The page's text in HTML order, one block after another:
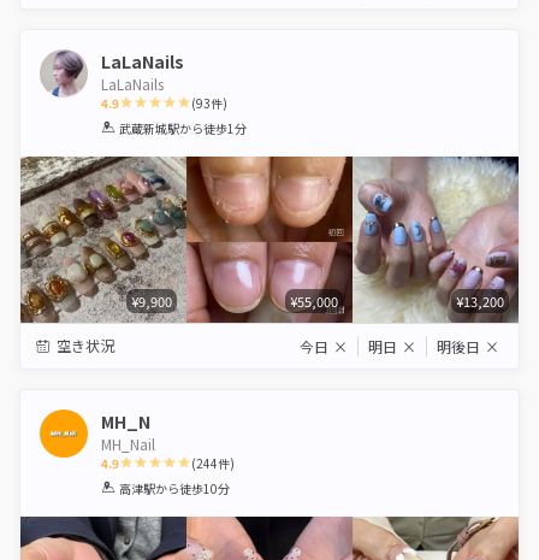
LaLaNails
LaLaNails
4.9
1 2 3 4 5
(93件)
武蔵新城駅から徒歩1分
¥9,900 ¥55,000 ¥13,200
空き状況 今日 × 明日 × 明後日 ×
MH_N
MH_Nail
4.9
1 2 3 4 5
(244件)
高津駅から徒歩10分